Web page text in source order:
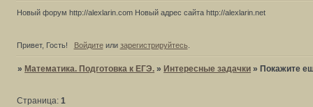
Новый форум http://alexlarin.com Новый адрес сайта http://alexlarin.net
Привет, Гость! Войдитеили зарегистрируйтесь.
»Математика. Подготовка к ЕГЭ. »Интересные задачки »Покажите
Страница: 1